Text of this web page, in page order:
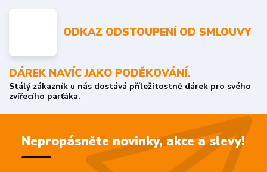
ODKAZ ODSTOUPENÍ OD SMLOUVY
DÁREK NAVÍC JAKO PODĚKOVÁNÍ.
Stálý zákazník u nás dostává příležitostně dárek pro svého
zvířecího parťáka.
Nepropásněte novinky, akce a slevy!